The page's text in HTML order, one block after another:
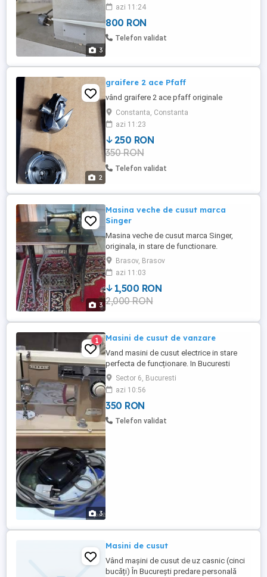
3
azi 11:24
800 RON
Telefon validat
2
graifere 2 ace Pfaff
vând graifere 2 ace pfaff originale
Constanta, Constanta
azi 11:23
250 RON
350 RON
Telefon validat
3
Masina veche de cusut marca
Singer
Masina veche de cusut marca Singer,
originala, in stare de functionare.
Brasov, Brasov
azi 11:03
1,500 RON
2,000 RON
3
1 Masini de cusut de vanzare
Vand masini de cusut electrice in stare
perfecta de funcționare. In Bucuresti
predare personala . Privileag, novum,
ideal, ileana ..
Sector 6, Bucuresti
azi 10:56
350 RON
Telefon validat
Masini de cusut
Vând mașini de cusut de uz casnic (cinci
bucăți) În București predare personală